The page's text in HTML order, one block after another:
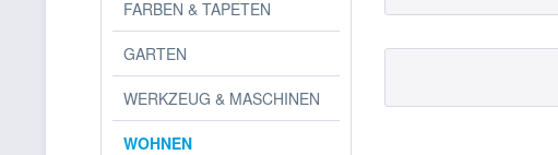
FARBEN & TAPETEN
GARTEN
WERKZEUG & MASCHINEN
WOHNEN